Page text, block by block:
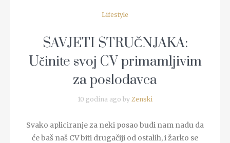
Lifestyle
SAVJETI STRUČNJAKA:
Učinite svoj CV primamljivim
za poslodavca
10 godina ago by Zenski
Svako apliciranje za neki posao budi nam nadu da
će baš naš CV biti drugačiji od ostalih, i žarko se